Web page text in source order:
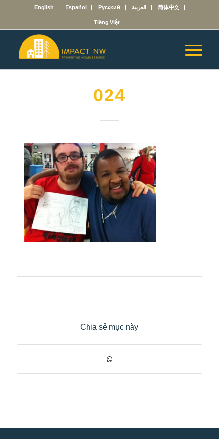
English Español Русский العربية 简体中文
Tiếng Việt
024
Chia sẻ mục này